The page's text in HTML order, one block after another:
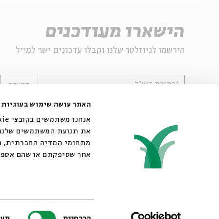
האתר עושה שימוש בעוגיות
את תנועת המשתמשים
מתחומי המדיה החברתית,
אחר שסיפקתם או שהם
הישארו מעודכנים
הירשמו לניוזלטר שלנו וקבלו עדכונים ישר למייל
*כתובת דוא"ל הרשמה